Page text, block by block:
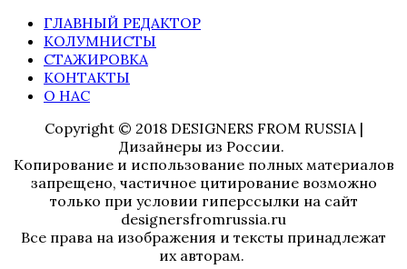
ГЛАВНЫЙ РЕДАКТОР
КОЛУМНИСТЫ
СТАЖИРОВКА
КОНТАКТЫ
О НАС
Copyright © 2018 DESIGNERS FROM RUSSIA |
Дизайнеры из России.
Копирование и использование полных материалов
запрещено, частичное цитирование возможно
только при условии гиперссылки на сайт
designersfromrussia.ru
Все права на изображения и тексты принадлежат
их авторам.